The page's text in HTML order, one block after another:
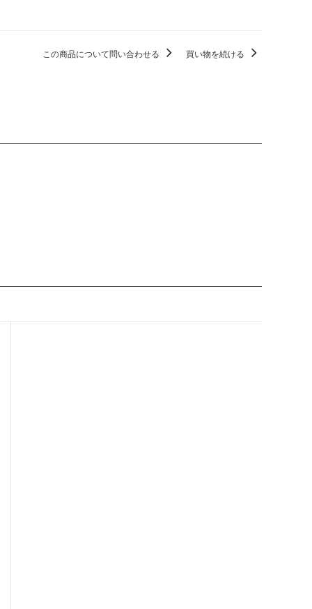
この商品について問い合わせる 買い物を続ける